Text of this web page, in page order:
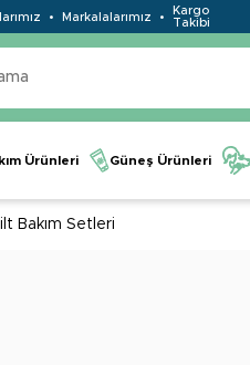
Markalalarımız
Kargo
Takibi
Ürünleri Güneş Ürünleri
Bakım Setleri